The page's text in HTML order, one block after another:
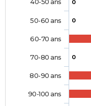
0
0
0
40-50 ans
50-60 ans
60-70 ans
70-80 ans
80-90 ans
90-100 ans